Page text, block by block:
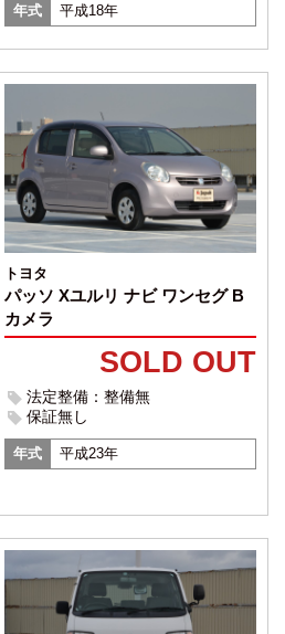
年式 平成18年
トヨタ
パッソ Xユルリ ナビ ワンセグ B
カメラ
SOLD OUT
法定整備：整備無
保証無し
年式 平成23年